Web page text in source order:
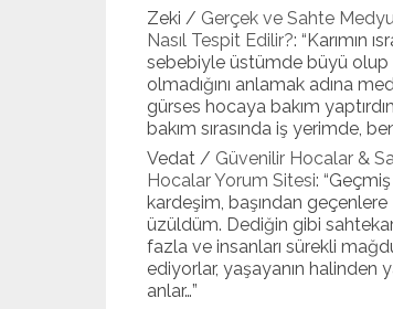
Zeki / Gerçek ve Sahte
Nasıl Tespit Edilir?: “Karımın
sebebiyle üstümde büyü olup
olmadığını anlamak adına
gürses hocaya bakım
bakım sırasında iş yerimde,
Vedat / Güvenilir Hocalar &
Hocalar Yorum Sitesi: “
kardeşim, başından geçenlere
üzüldüm. Dediğin gibi
fazla ve insanları sürekli
ediyorlar, yaşayanın halinden
anlar…”